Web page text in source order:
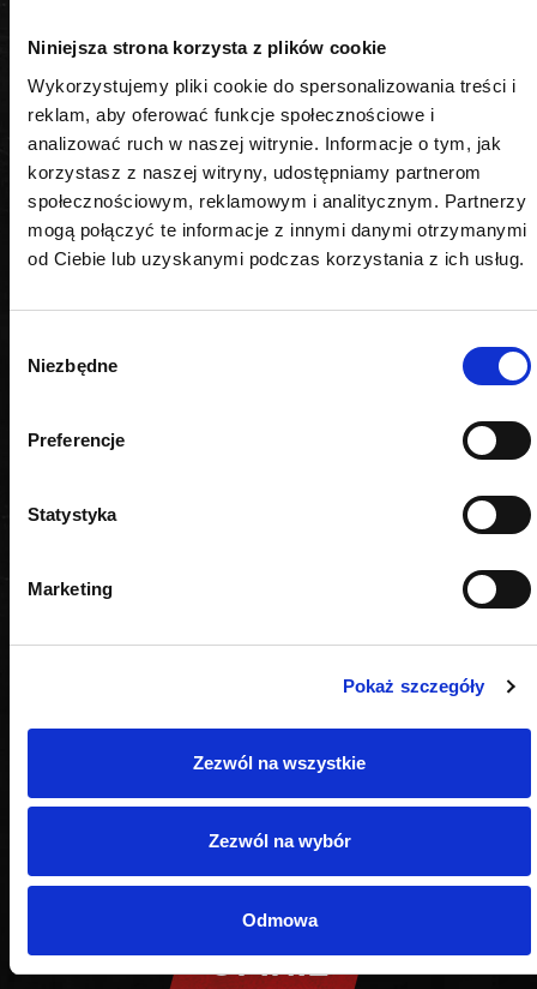
Niniejsza strona korzysta z plików cookie
Wykorzystujemy pliki cookie do spersonalizowania treści i
reklam, aby oferować funkcje społecznościowe i
analizować ruch w naszej witrynie. Informacje o tym, jak
korzystasz z naszej witryny, udostępniamy partnerom
społecznościowym, reklamowym i analitycznym. Partnerzy
mogą połączyć te informacje z innymi danymi otrzymanymi
od Ciebie lub uzyskanymi podczas korzystania z ich usług.
zgody
Niezbędne
Preferencje
Statystyka
Marketing
Pokaż szczegóły
Zezwól na wszystkie
Zezwól na wybór
Odmowa
0,040kg
Zastosowanie
czyszczenie gniazd wtryskiwaczy
PODOBNE PRODUKTY
OPINIE